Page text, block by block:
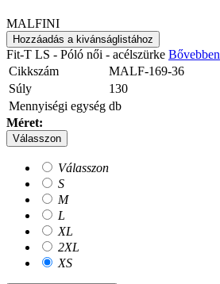
MALFINI
Hozzáadás a kivánságlistához
Fit-T LS - Póló női - acélszürke Bővebben
Cikkszám
MALF-169-36
Súly
130
Mennyiségi egység db
Méret:
Válasszon
Válasszon
S
M
L
XL
2XL
XS